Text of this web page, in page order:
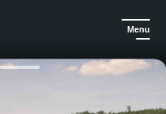
Menu
Besuch des Plan Incliné in Saint-Louis Arzviller